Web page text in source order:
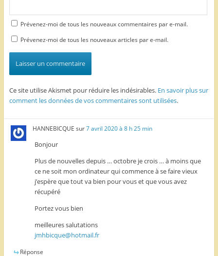
Prévenez-moi de tous les nouveaux commentaires par e-mail.
Prévenez-moi de tous les nouveaux articles par e-mail.
Ce site utilise Akismet pour réduire les indésirables. En savoir plus sur
comment les données de vos commentaires sont utilisées.
HANNEBICQUE sur7 avril 2020 à 8 h 25 min
Bonjour
Plus de nouvelles depuis … octobre je crois … à moins que
ce ne soit mon ordinateur qui commence à se faire vieux
j’espère que tout va bien pour vous et que vous avez
récupéré
Portez vous bien
meilleures salutations
jmhbicque@hotmail.fr
Réponse